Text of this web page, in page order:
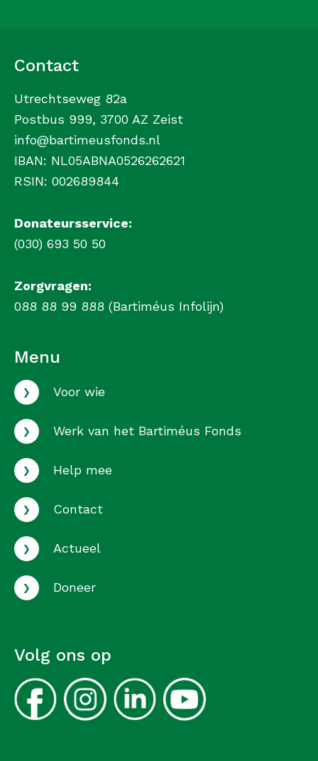
Contact
Utrechtseweg 82a
Postbus 999, 3700 AZ Zeist
info@bartimeusfonds.nl
IBAN: NL05ABNA0526262621
RSIN: 002689844
Donateursservice:
(030) 693 50 50
Zorgvragen:
088 88 99 888 (Bartiméus Infolijn)
Menu
› Voor wie
› Werk van het Bartiméus Fonds
› Help mee
› Contact
› Actueel
› Doneer
Volg ons op